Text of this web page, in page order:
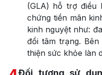
(GLA) hỗ trợ điều
chứng tiền mãn
kinh nguyệt như:
đổi tâm trạng.
thiện sức khỏe làn
Đối tượng sử